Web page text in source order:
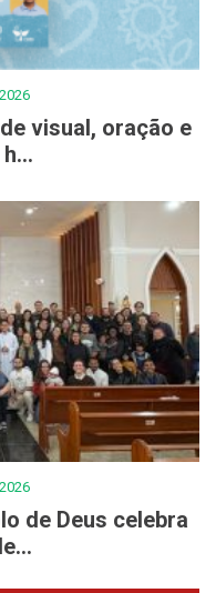
visual, oração e
de Deus celebra